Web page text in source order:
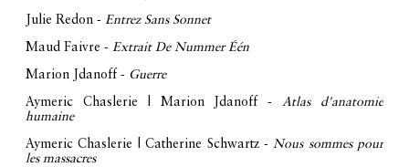
Julie Redon - Entrez Sans Sonnet
Maud Faivre - Extrait De Nummer Één
Marion Jdanoff - Guerre
Aymeric Chaslerie | Marion Jdanoff -
Atlas d'anatomie
humaine
Aymeric Chaslerie | Catherine Schwartz - Nous sommes pour
les massacres